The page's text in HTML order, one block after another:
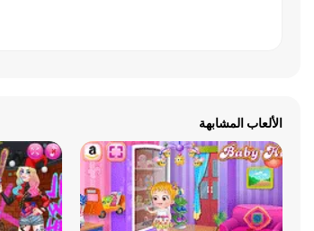
الألعاب المشابهة